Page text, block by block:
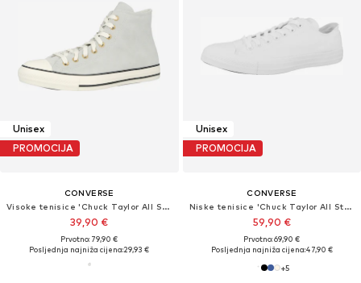
Unisex
PROMOCIJA
CONVERSE
Visoke tenisice 'Chuck Taylor All Star'
39,90 €
Prvotno: 79,90 €
Posljednja najniža cijena:29,93 €
Unisex
PROMOCIJA
CONVERSE
Niske tenisice 'Chuck Taylor All Star'
59,90 €
Prvotno: 69,90 €
Posljednja najniža cijena:47,90 €
+5